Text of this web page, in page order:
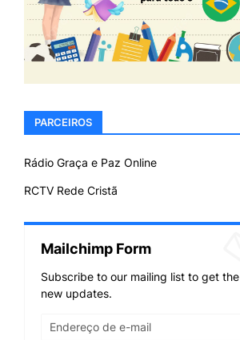
PARCEIROS
Rádio Graça e Paz Online
RCTV Rede Cristã
Mailchimp Form
Subscribe to our mailing list to get the
new updates.